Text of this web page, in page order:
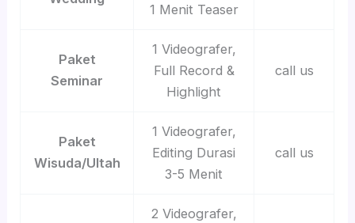
1 Menit Teaser
Paket
Seminar
1 Videografer,
Full Record &
Highlight
call us
Paket
Wisuda/Ultah
1 Videografer,
Editing Durasi
3-5 Menit
call us
2 Videografer,